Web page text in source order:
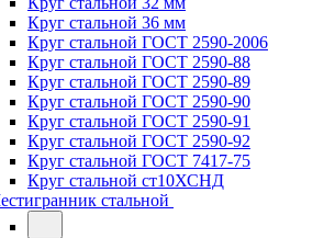
Круг стальной 36 мм
Круг стальной ГОСТ 2590-2006
Круг стальной ГОСТ 2590-88
Круг стальной ГОСТ 2590-89
Круг стальной ГОСТ 2590-90
Круг стальной ГОСТ 2590-91
Круг стальной ГОСТ 2590-92
Круг стальной ГОСТ 7417-75
Круг стальной ст10ХСНД
стальной